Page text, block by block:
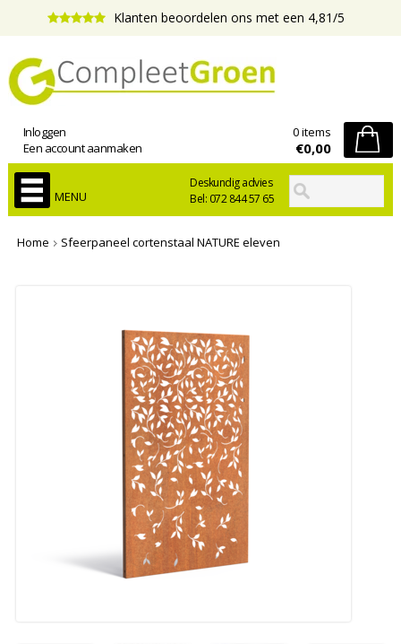
Klanten beoordelen ons met een 4,81/5
Deskundig advies
Bel: 072 844 57 65
Inloggen
Een account aanmaken
0 items
€0,00
MENU
Home Sfeerpaneel cortenstaal NATURE eleven